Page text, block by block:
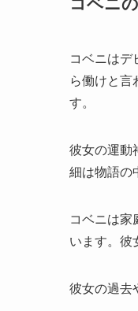
コベニはデ
ら働けと言
す。
彼女の運動
細は物語の
コベニは家
います。彼
彼女の過去